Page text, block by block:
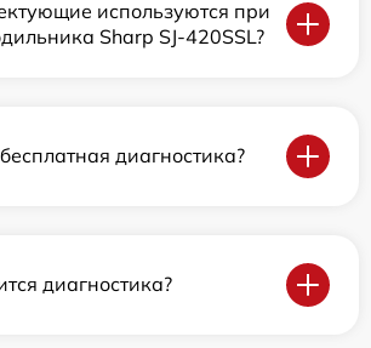
используются при
Sharp SJ-420SSL?
диагностика?
диагностика?